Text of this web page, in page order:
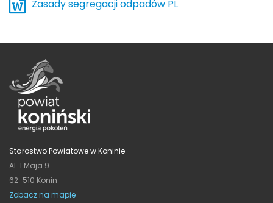
Zasady segregacji odpadów PL
Starostwo Powiatowe w Koninie
Al. 1 Maja 9
62-510 Konin
Zobacz na mapie